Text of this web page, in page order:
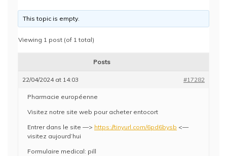
This topic is empty.
Viewing 1 post (of 1 total)
Posts
22/04/2024 at 14:03 #17282
Pharmacie européenne
Visitez notre site web pour acheter entocort
Entrer dans le site —> https://tinyurl.com/6pd6bysb <—
visitez aujourd’hui
Formulaire medical: pill